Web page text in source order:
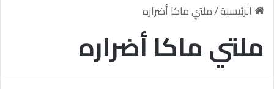
الرئيسية/ملتي ماكا أضراره
ملتي ماكا أضراره